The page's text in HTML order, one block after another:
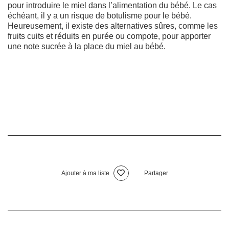
pour introduire le miel dans l’alimentation du bébé. Le cas
échéant, il y a un risque de botulisme pour le bébé.
Heureusement, il existe des alternatives sûres, comme les
fruits cuits et réduits en purée ou compote, pour apporter
une note sucrée à la place du miel au bébé.
Ajouter à ma liste Partager